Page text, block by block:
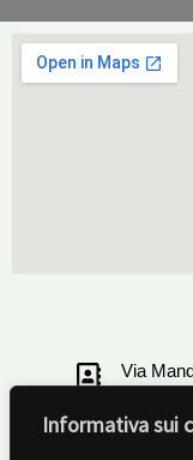
Informativa sui
Via
+39